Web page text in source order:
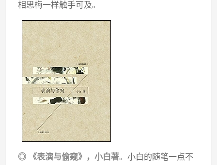
相思梅一样触手可及。
◎ 《表演与偷窥》，小白著。小白的随笔一点不